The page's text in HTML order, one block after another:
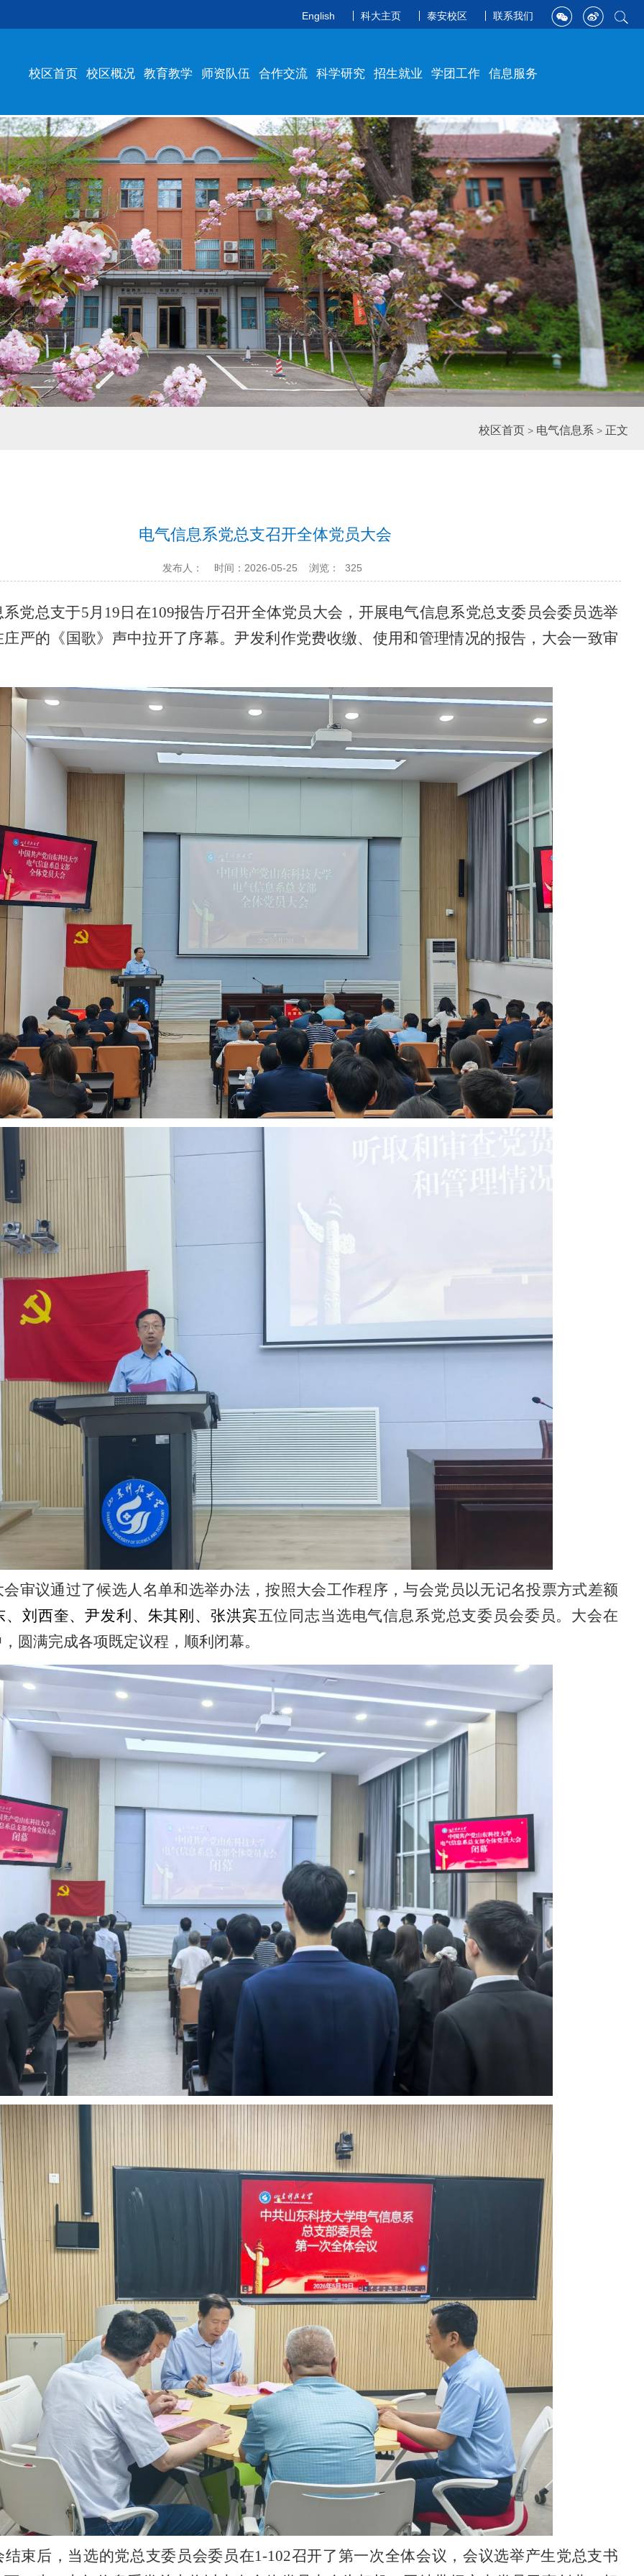
English 科大主页 泰安校区 联系我们
校区首页 校区概况 教育教学 师资队伍 合作交流 科学研究 招生就业 学团工作 信息服务
校区首页 > 电气信息系 > 正文
电气信息系党总支召开全体党员大会
发布人： 时间：2026-05-25 浏览： 325
党总支于5月 19 日在109报告厅召开全体党员大会，开展电气信息系党总支委员会委员选举
严的《国歌》声中拉开了序幕。尹发利 作党费收缴、使用和管理情况的报告，大会一致审
会审议通过了候选人名单和选举办法，按照大会工作程序，与会党员以无记名投票方式差额
、刘西奎、尹发利、朱其刚、张洪宾五位同志当选电气信息系党总支委员会委员。大会在
圆满完成各项既定议程，顺利闭幕。
结束后，当选的党总支委员会委员在1-102召开了第一次全体会议，会议选举产生党总支书